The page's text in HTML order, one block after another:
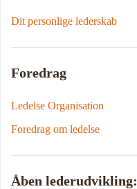
Dit personlige lederskab
Foredrag
Ledelse Organisation
Foredrag om ledelse
Åben lederudvikling: